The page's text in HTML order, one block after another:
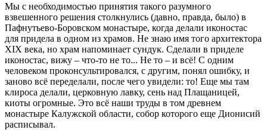
Мы с необходимостью принятия такого разумного
взвешенного решения столкнулись (давно, правда, было) в
Пафнутьево-Боровском монастыре, когда делали иконостас
для придела в одном из храмов. Не знаю имя того архитектора
XIX века, но храм напоминает сундук. Сделали в приделе
иконостас, вижу – что-то не то... Не то – и всё! С одним
человеком проконсультировался, с другим, понял ошибку, и
заново всё переделали, после чего увидели: то! Еще мы там
клироса делали, церковную лавку, сень над Плащаницей,
киоты огромные. Это всё наши труды в том древнем
монастыре Калужской области, собор которого еще Дионисий
расписывал.